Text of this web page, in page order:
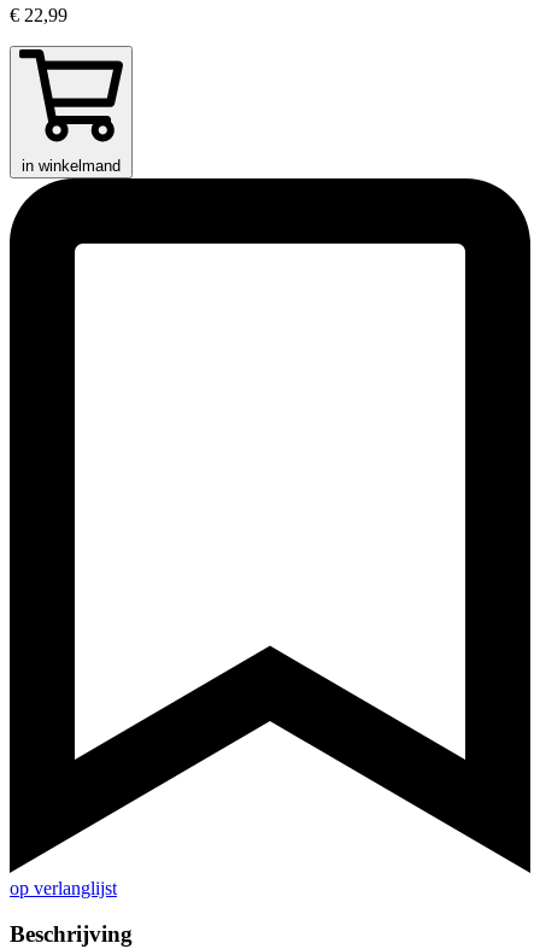
€ 22,99
in winkelmand
op verlanglijst
Beschrijving